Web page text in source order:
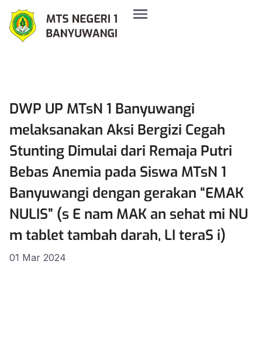
DWP UP MTsN 1 Banyuwangi
melaksanakan Aksi Bergizi Cegah
Stunting Dimulai dari Remaja Putri
Bebas Anemia pada Siswa MTsN 1
Banyuwangi dengan gerakan “EMAK
NULIS” (s E nam MAK an sehat mi NU
m tablet tambah darah, LI teraS i)
01 Mar 2024